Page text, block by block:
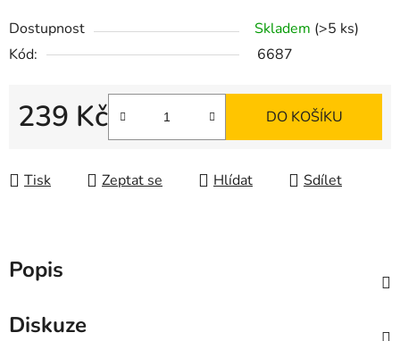
Dostupnost Skladem (>5 ks)
Kód:
6687
239 Kč DO KOŠÍKU
Tisk Zeptat se Hlídat Sdílet
Popis
Diskuze